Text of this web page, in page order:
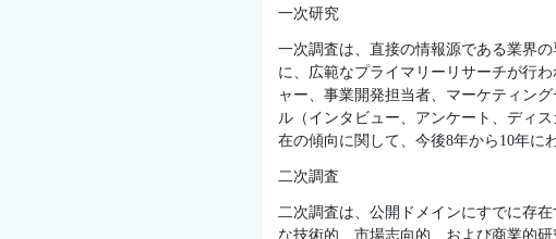
一次研究
一次調査は、直接の情報源である業界
に、広範なプライマリーリサーチが行
ャー、事業開発担当者、マーケティン
ル（インタビュー、アンケート、ディ
在の傾向に関して、今後8年から10年に
二次調査
二次調査は、公開ドメインにすでに存
な技術的、市場志向的、および商業的